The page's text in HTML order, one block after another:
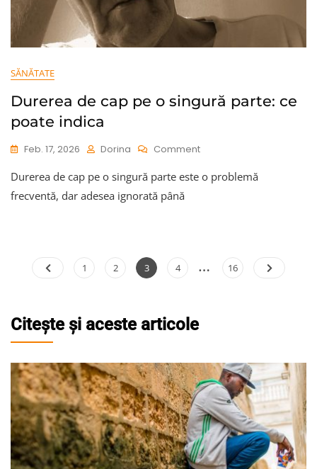
SĂNĂTATE
Durerea de cap pe o singură parte: ce
poate indica
Feb. 17, 2026 Dorina CommentOn
De
Poate
Durerea de cap pe o singură parte este o problemă
frecventă, dar adesea ignorată până
Paginație
Page
1 Page
2 Page
3 Page
4 … Page
16
Citește și aceste articole